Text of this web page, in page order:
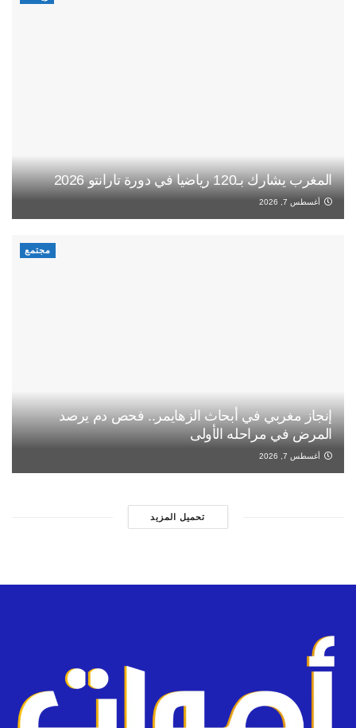
المغرب يشارك بـ120 رياضيا في دورة تارانتو 2026
أغسطس 7, 2026
مجتمع
إنجاز مغربي في أبحاث الزهايمر.. فحص دم يرصد
المرض في مراحله الأولى
أغسطس 7, 2026
تحميل المزيد